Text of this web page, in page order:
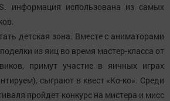
информация использована из самых
детская зона. Вместе с аниматорами
из яиц во время мастер-класса от
примут участие в яичных играх
сыграют в квест «Ко-ко». Среди
пройдет конкурс на мистера и мисс